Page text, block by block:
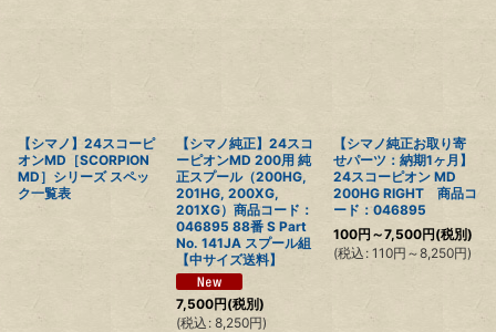
【シマノ】24スコーピ
オンMD［SCORPION
MD］シリーズ スペッ
ク一覧表
【シマノ純正】24スコ
ーピオンMD 200用 純
正スプール（200HG,
201HG, 200XG,
201XG）商品コード：
046895 88番 S Part
No. 141JA スプール組
【中サイズ送料】
7,500円(税別)
(税込 : 8,250円)
【シマノ純正お取り寄
せパーツ：納期1ヶ月】
24スコーピオン MD
200HG RIGHT 商品コ
ード：046895
100円 ～7,500円(税別)
(税込 : 110円 ～8,250円)